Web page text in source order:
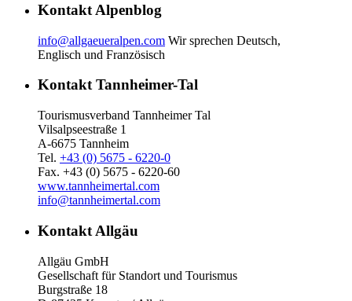
Kontakt Alpenblog
info@allgaeueralpen.com Wir sprechen Deutsch,
Englisch und Französisch
Kontakt Tannheimer-Tal
Tourismusverband Tannheimer Tal
Vilsalpseestraße 1
A-6675 Tannheim
Tel. +43 (0) 5675 - 6220-0
Fax. +43 (0) 5675 - 6220-60
www.tannheimertal.com
info@tannheimertal.com
Kontakt Allgäu
Allgäu GmbH
Gesellschaft für Standort und Tourismus
Burgstraße 18